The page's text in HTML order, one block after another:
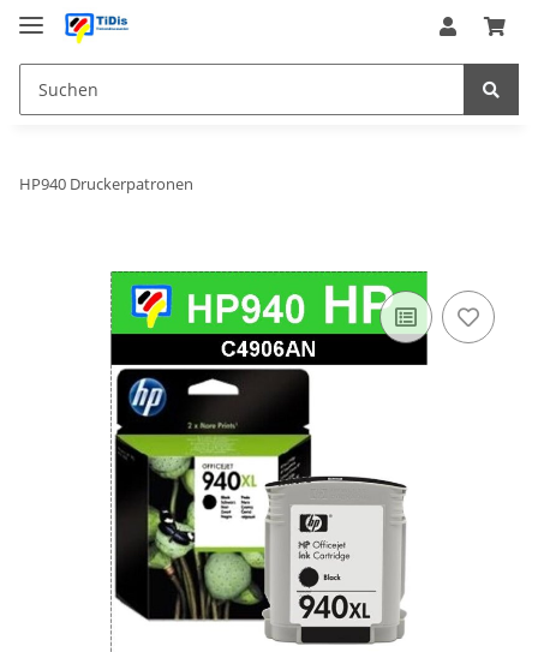
HP940 Druckerpatronen